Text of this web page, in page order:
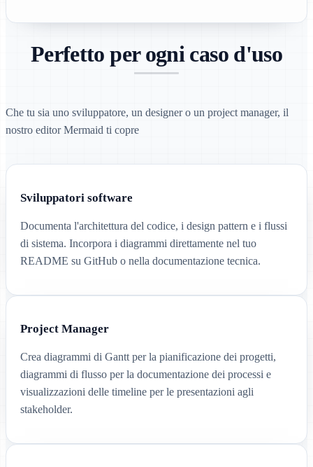
Perfetto per ogni caso d'uso
Che tu sia uno sviluppatore, un designer o un project manager, il
nostro editor Mermaid ti copre
Sviluppatori software
Documenta l'architettura del codice, i design pattern e i flussi
di sistema. Incorpora i diagrammi direttamente nel tuo
README su GitHub o nella documentazione tecnica.
Project Manager
Crea diagrammi di Gantt per la pianificazione dei progetti,
diagrammi di flusso per la documentazione dei processi e
visualizzazioni delle timeline per le presentazioni agli
stakeholder.